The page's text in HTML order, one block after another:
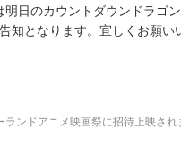
日のカウントダウンドラゴ
知となります。宜しくお願い
ランドアニメ映画祭に招待上映され